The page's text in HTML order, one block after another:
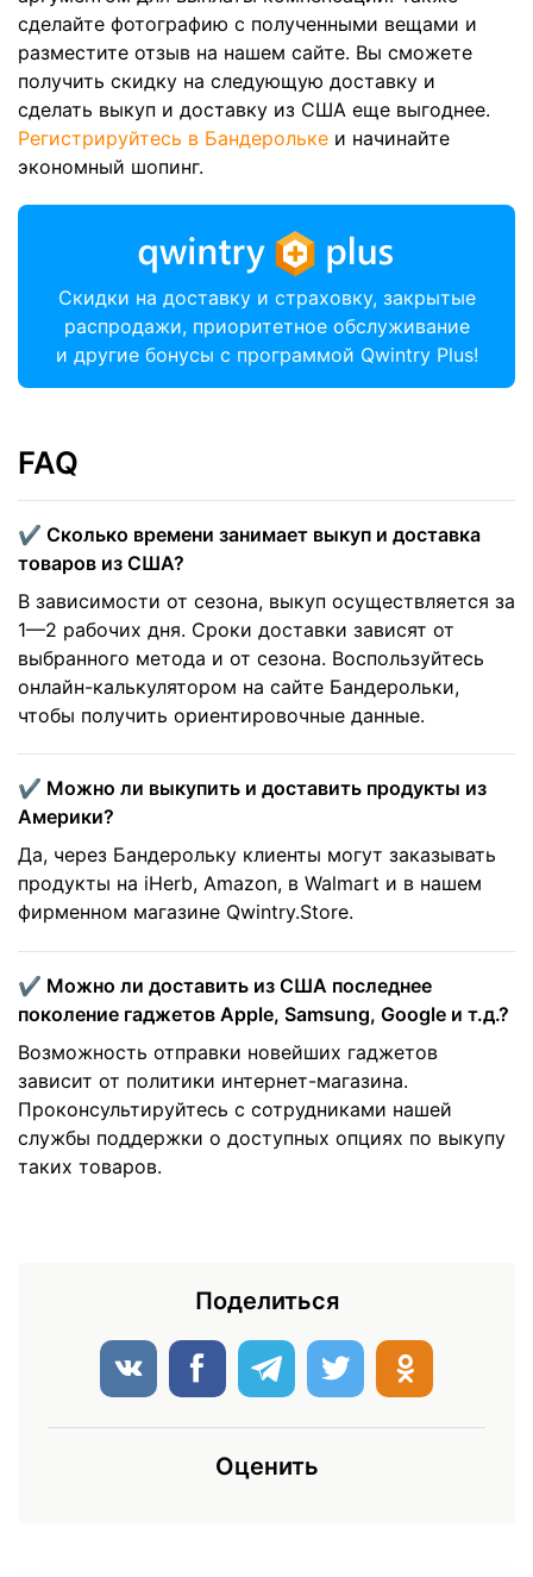
сделайте фотографию с полученными вещами и
разместите отзыв на нашем сайте. Вы сможете
получить скидку на следующую доставку и
сделать выкуп и доставку из США еще выгоднее.
Регистрируйтесь в Бандерольке и начинайте
экономный шопинг.
Скидки на доставку и страховку, закрытые
распродажи, приоритетное обслуживание
и другие бонусы с программой Qwintry Plus!
FAQ
✔️ Сколько времени занимает выкуп и доставка
товаров из США?
В зависимости от сезона, выкуп осуществляется за
1—2 рабочих дня. Сроки доставки зависят от
выбранного метода и от сезона. Воспользуйтесь
онлайн-калькулятором на сайте Бандерольки,
чтобы получить ориентировочные данные.
✔️ Можно ли выкупить и доставить продукты из
Америки?
Да, через Бандерольку клиенты могут заказывать
продукты на iHerb, Amazon, в Walmart и в нашем
фирменном магазине Qwintry.Store.
✔️ Можно ли доставить из США последнее
поколение гаджетов Apple, Samsung, Google и т.д.?
Возможность отправки новейших гаджетов
зависит от политики интернет-магазина.
Проконсультируйтесь с сотрудниками нашей
службы поддержки о доступных опциях по выкупу
таких товаров.
Поделиться
Оценить